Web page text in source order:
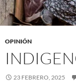
OPINIÓN
23 FEBRERO, 2025